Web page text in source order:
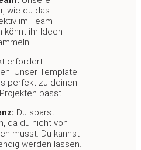
wie du das
im Team
könnt ihr Ideen
erfordert
Unser Template
perfekt zu deinen
passt.
Du sparst
da du nicht von
musst. Du kannst
werden lassen.